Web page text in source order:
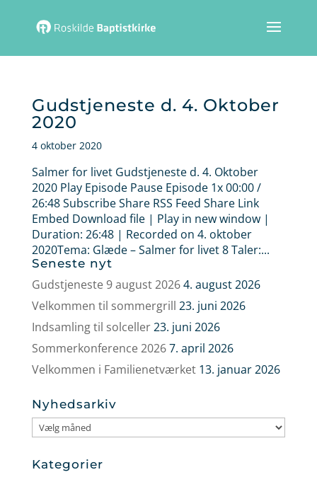
Gudstjeneste d. 4. Oktober
2020
4 oktober 2020
Salmer for livet Gudstjeneste d. 4. Oktober
2020 Play Episode Pause Episode 1x 00:00 /
26:48 Subscribe Share RSS Feed Share Link
Embed Download file | Play in new window |
Duration: 26:48 | Recorded on 4. oktober
2020Tema: Glæde – Salmer for livet 8 Taler:...
Seneste nyt
Gudstjeneste 9 august 20264. august 2026
Velkommen til sommergrill 23. juni 2026
Indsamling til solceller23. juni 2026
Sommerkonference 20267. april 2026
Velkommen i Familienetværket 13. januar 2026
Nyhedsarkiv
Nyhedsarkiv
Kategorier